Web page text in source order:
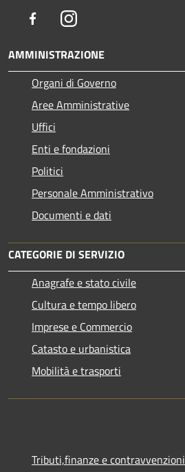
FacebookInstagram
AMMINISTRAZIONE
Organi di Governo
Aree Amministrative
Uffici
Enti e fondazioni
Politici
Personale Amministrativo
Documenti e dati
CATEGORIE DI SERVIZIO
Anagrafe e stato civile
Cultura e tempo libero
Imprese e Commercio
Catasto e urbanistica
Mobilità e trasporti
Tributi,finanze e contravvenzioni